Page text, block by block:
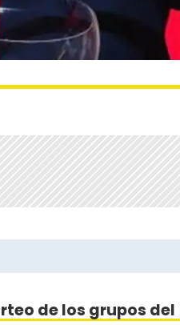
de los grupos del